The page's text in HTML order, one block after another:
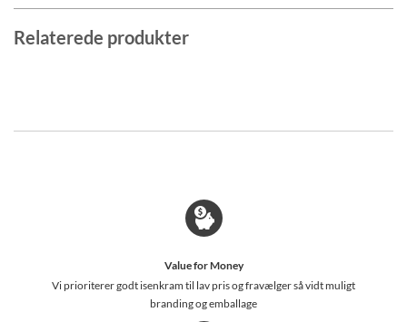
Relaterede produkter
Value for Money
Vi prioriterer godt isenkram til lav pris og fravælger så vidt muligt
branding og emballage